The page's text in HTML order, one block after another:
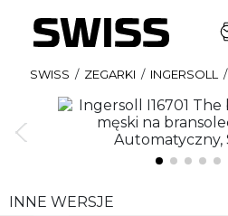
SWISS / ZEGARKI / INGERSOLL /
INNE WERSJE